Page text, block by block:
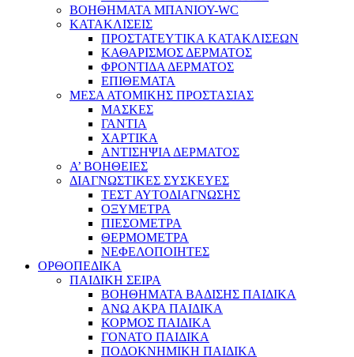
ΒΟΗΘΗΜΑΤΑ ΜΠΑΝΙΟΥ-WC
ΚΑΤΑΚΛΙΣΕΙΣ
ΠΡΟΣΤΑΤΕΥΤΙΚΑ ΚΑΤΑΚΛΙΣΕΩΝ
ΚΑΘΑΡΙΣΜΟΣ ΔΕΡΜΑΤΟΣ
ΦΡΟΝΤΙΔΑ ΔΕΡΜΑΤΟΣ
ΕΠΙΘΕΜΑΤΑ
ΜΕΣΑ ΑΤΟΜΙΚΗΣ ΠΡΟΣΤΑΣΙΑΣ
ΜΑΣΚΕΣ
ΓΑΝΤΙΑ
ΧΑΡΤΙΚΑ
ΑΝΤΙΣΗΨΙΑ ΔΕΡΜΑΤΟΣ
Α’ ΒΟΗΘΕΙΕΣ
ΔΙΑΓΝΩΣΤΙΚΕΣ ΣΥΣΚΕΥΕΣ
ΤΕΣΤ ΑΥΤΟΔΙΑΓΝΩΣΗΣ
ΟΞΥΜΕΤΡΑ
ΠΙΕΣΟΜΕΤΡΑ
ΘΕΡΜΟΜΕΤΡΑ
ΝΕΦΕΛΟΠΟΙΗΤΕΣ
ΟΡΘΟΠΕΔΙΚΑ
ΠΑΙΔΙΚΗ ΣΕΙΡΑ
ΒΟΗΘΗΜΑΤΑ ΒΑΔΙΣΗΣ ΠΑΙΔΙΚΑ
ΑΝΩ ΑΚΡΑ ΠΑΙΔΙΚΑ
ΚΟΡΜΟΣ ΠΑΙΔΙΚΑ
ΓΟΝΑΤΟ ΠΑΙΔΙΚΑ
ΠΟΔΟΚΝΗΜΙΚΗ ΠΑΙΔΙΚΑ